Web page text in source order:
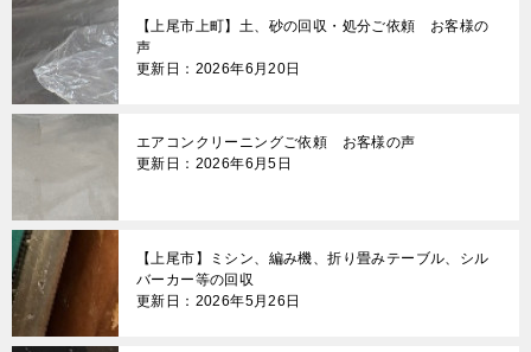
【上尾市上町】土、砂の回収・処分ご依頼 お客様の
声
更新日：2026年6月20日
エアコンクリーニングご依頼 お客様の声
更新日：2026年6月5日
【上尾市】ミシン、編み機、折り畳みテーブル、シル
バーカー等の回収
更新日：2026年5月26日